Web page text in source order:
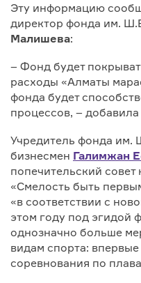
Эту информацию
директор фонда им.
Малишева:
– Фонд будет
расходы «Алматы
фонда будет
процессов, – добавила
Учредитель фонда им.
бизнесмен Галимжан
попечительский
«Смелость быть
«в соответствии с
этом году под эгидой
однозначно больше
видам спорта:
соревнования по